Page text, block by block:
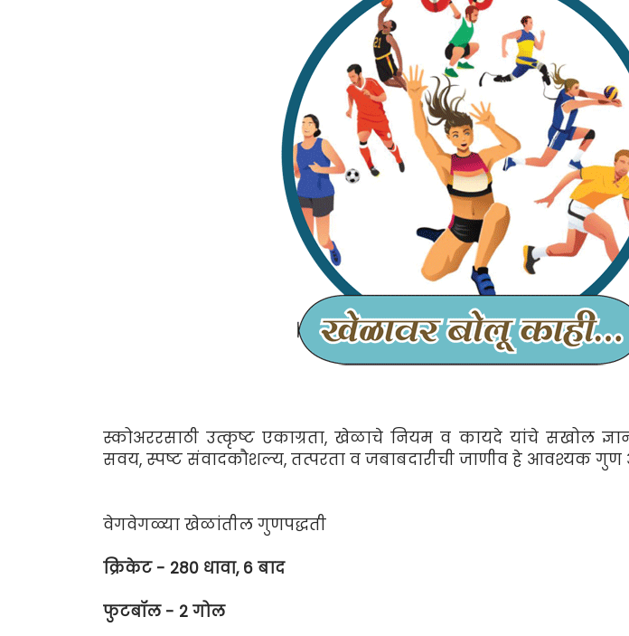
स्कोअररसाठी उत्कृष्ट एकाग्रता, खेळाचे नियम व कायदे यांचे सखोल
सवय, स्पष्ट संवादकौशल्य, तत्परता व जबाबदारीची जाणीव हे आवश्यक गुण
वेगवेगळ्या खेळांतील गुणपद्धती
क्रिकेट - 280 धावा, 6 बाद
फुटबॉल - 2 गोल